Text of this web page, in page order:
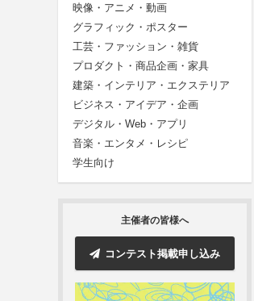
映像・アニメ・動画
グラフィック・ポスター
工芸・ファッション・雑貨
プロダクト・商品企画・家具
建築・インテリア・エクステリア
ビジネス・アイデア・企画
デジタル・Web・アプリ
音楽・エンタメ・レシピ
学生向け
主催者の皆様へ
コンテスト掲載申し込み